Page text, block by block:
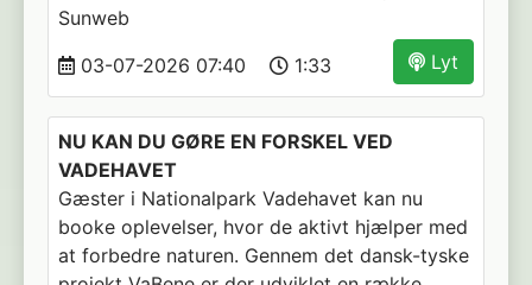
Sunweb
Lyt
03-07-2026 07:40 1:33
NU KAN DU GØRE EN FORSKEL VED
VADEHAVET
Gæster i Nationalpark Vadehavet kan nu
booke oplevelser, hvor de aktivt hjælper med
at forbedre naturen. Gennem det dansk-tyske